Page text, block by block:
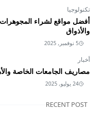
تكنولوجيا
أفضل مواقع لشراء المجوهرات
والأذواق
5 نوفمبر, 2025
أخبار
مصاريف الجامعات الخاصة والأهلية في مصر
24 يوليو, 2025
RECENT POST